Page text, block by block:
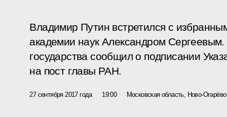
Владимир Путин встретился с
академии наук Александром Сергеевым.
государства сообщил о подписании
на пост главы РАН.
27 сентября 2017 года 19:00 Московская область, Ново-Огарёво